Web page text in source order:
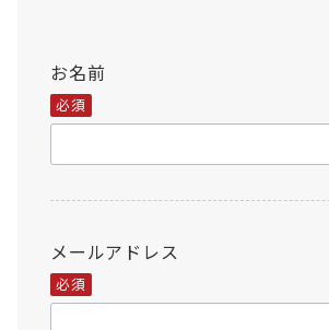
お名前
必須
メールアドレス
必須